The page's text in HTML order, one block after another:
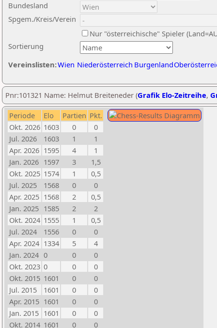
Sortierung
Bundesland
Spgem./Kreis/Verein
Nur "österreichische" Spieler
Vereinslisten:Wien Niederösterreich Burgenland
Pnr:101321 Name: Helmut Breiteneder (Grafik Elo-Zeitreihe,
Periode Elo Partien Pkt.
Okt. 2026 1603 0
0
Jul. 2026
1603 1
1
Apr. 2026 1595 4
1
Jan. 2026 1597 3
1,5
Okt. 2025 1574 1
0,5
Jul. 2025
1568 0
0
Apr. 2025 1568 2
0,5
Jan. 2025 1585 2
2
Okt. 2024 1555 1
0,5
Jul. 2024
1556 0
0
Apr. 2024 1334 5
4
Jan. 2024 0 0
0
Okt. 2023 0 0
0
Okt. 2015 1601 0
0
Jul. 2015
1601 0
0
Apr. 2015 1601 0
0
Jan. 2015 1601 0
0
Okt. 2014 1601 0
0